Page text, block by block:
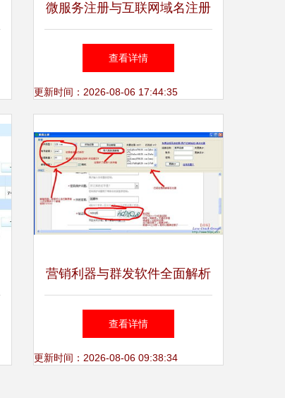
微服务注册与互联网域名注册
相似的哲学，不同的域
查看详情
更新时间：2026-08-06 17:44:35
营销利器与群发软件全面解析
功能、安全性及实用资源集合
查看详情
更新时间：2026-08-06 09:38:34